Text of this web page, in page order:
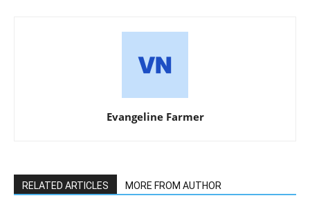
Evangeline Farmer
RELATED ARTICLES MORE FROM AUTHOR